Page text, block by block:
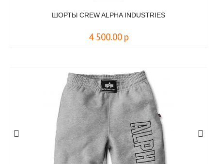
ШОРТЫ CREW ALPHA INDUSTRIES
4 500.00 р